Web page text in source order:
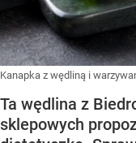
Kanapka z wędliną i
Ta wędlina z
sklepowych